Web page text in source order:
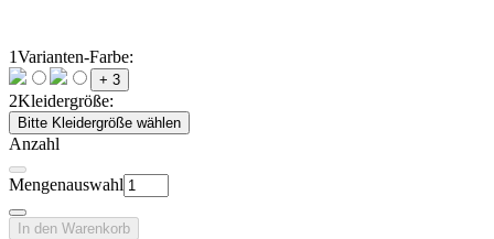
1Varianten-Farbe:
+ 3
2Kleidergröße:
Bitte Kleidergröße wählen
Anzahl
Mengenauswahl
In den Warenkorb